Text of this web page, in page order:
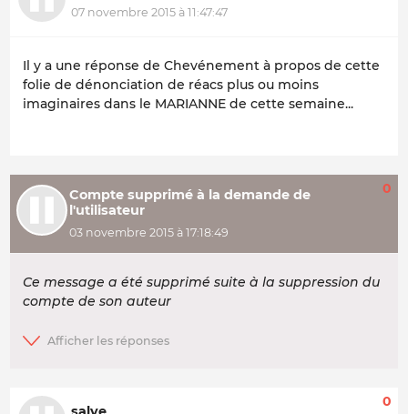
07 novembre 2015 à 11:47:47
Il y a une réponse de Chevénement à propos de cette
folie de dénonciation de réacs plus ou moins
imaginaires dans le MARIANNE de cette semaine...
Compte supprimé à la demande de
l'utilisateur
03 novembre 2015 à 17:18:49
0
Ce message a été supprimé suite à la suppression du
compte de son auteur
0